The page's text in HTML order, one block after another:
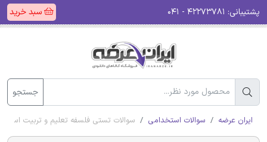
پشتیبانی: سبد خرید
جستجو
ایران عرضه سوالات استخدامی سوالات تستی فلسفه تعلیم و تربیت